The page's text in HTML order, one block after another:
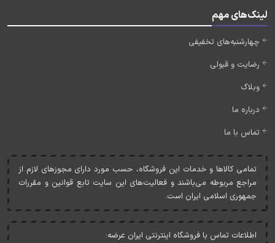
لینک‌های مهم
چهارشنبه‌های تخفیفی
رضایت و قبولی
وبلاگ
درباره ما
تماس با ما
تمامی کالاها و خدمات اين فروشگاه، حسب مورد دارای مجوزهای لازم از
مراجع مربوطه می‌باشند و فعاليت‌های اين سايت تابع قوانين و مقررات
جمهوری اسلامی ايران است.
اطلاعات تماس با فروشگاه اینترنتی ایران عرضه: